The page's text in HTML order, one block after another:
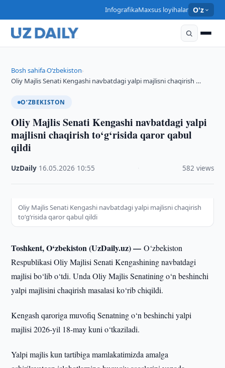
InfografikaMaxsus loyihalar O'z
Bosh sahifa›O‘zbekiston›
Oliy Majlis Senati Kengashi navbatdagi yalpi majlisni chaqirish …
O‘ZBEKISTON
Oliy Majlis Senati Kengashi navbatdagi yalpi
majlisni chaqirish to‘g‘risida qaror qabul
qildi
UzDaily 16.05.2026 10:55 582 views
Oliy Majlis Senati Kengashi navbatdagi yalpi majlisni chaqirish
to‘g‘risida qaror qabul qildi
Toshkent, O‘zbekiston (UzDaily.uz) —O‘zbekiston
Respublikasi Oliy Majlisi Senati Kengashining navbatdagi
majlisi bo‘lib o‘tdi. Unda Oliy Majlis Senatining o‘n beshinchi
yalpi majlisini chaqirish masalasi ko‘rib chiqildi.
Kengash qaroriga muvofiq Senatning o‘n beshinchi yalpi
majlisi 2026-yil 18-may kuni o‘tkaziladi.
Yalpi majlis kun tartibiga mamlakatimizda amalga